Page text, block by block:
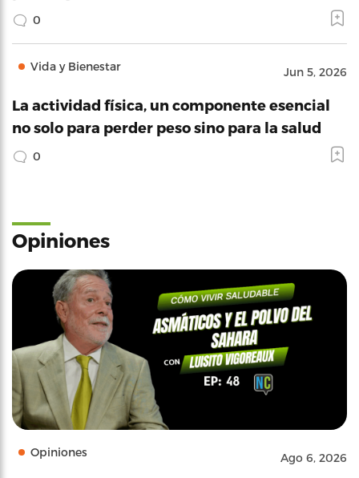
0
Vida y Bienestar Jun 5, 2026
La actividad física, un componente esencial
no solo para perder peso sino para la salud
0
Opiniones
Opiniones Ago 6, 2026